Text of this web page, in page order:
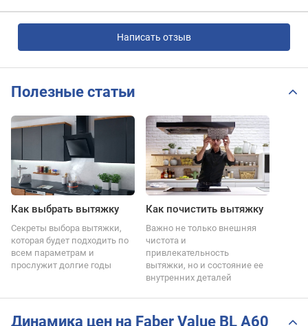
Написать отзыв
Полезные статьи
Как выбрать вытяжку
Секреты выбора вытяжки,
которая будет подходить по
всем параметрам и
прослужит долгие годы
Как почистить вытяжку
Важно не только внешняя
чистота и
привлекательность
вытяжки, но и состояние ее
внутренних деталей
Динамика цен на Faber Value BL A60